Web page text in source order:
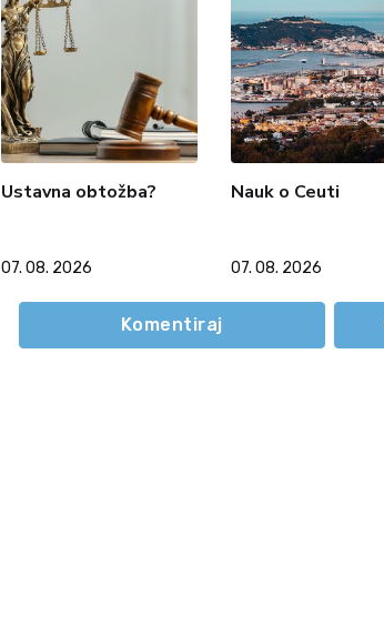
Ustavna obtožba?
07. 08. 2026
Nauk o Ceuti
07. 08. 2026
Komentiraj